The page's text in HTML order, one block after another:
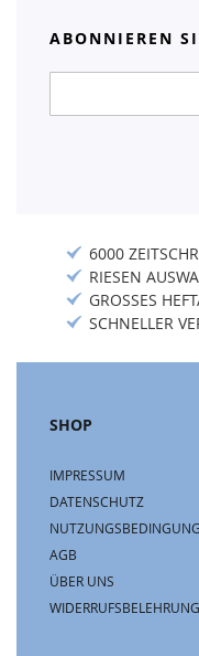
ABONNIEREN
Newsletter:
6000
RIESEN
GROSSES
SCHNELLER
SHOP
IMPRESSUM
DATENSCHUTZ
AGB
ÜBER UNS
WIDERRUFSBELEHRUNG